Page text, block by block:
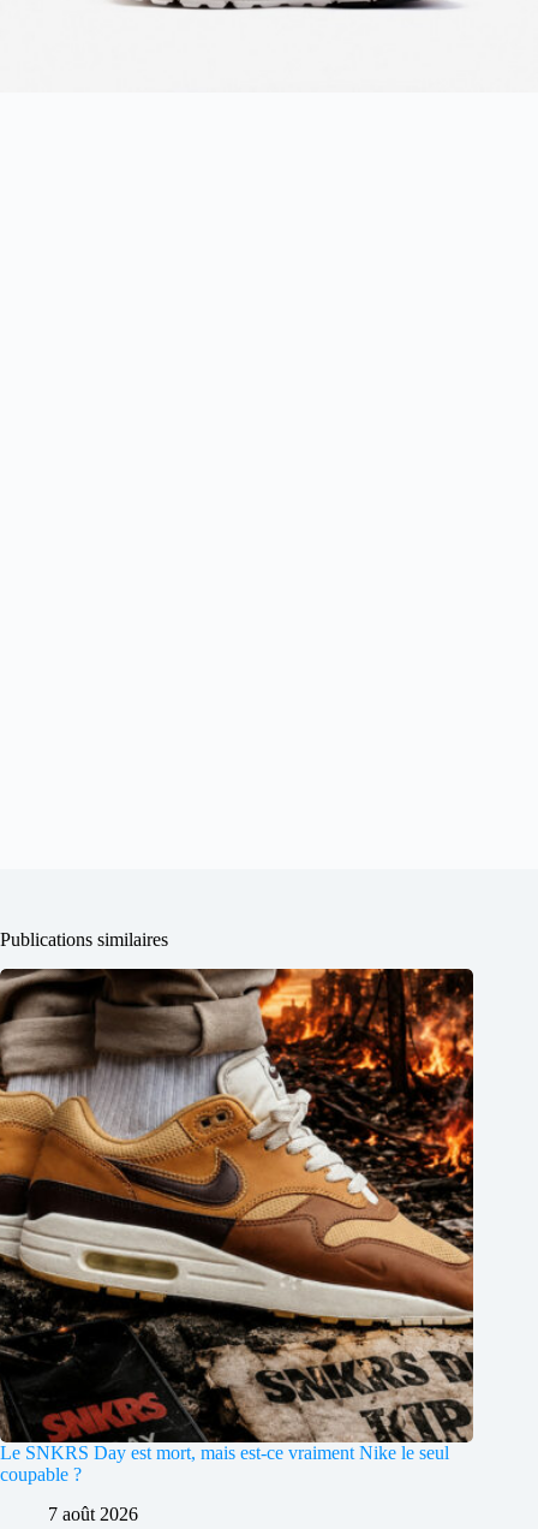
Publications similaires
Le SNKRS Day est mort, mais est-ce vraiment Nike le seul
coupable ?
7 août 2026